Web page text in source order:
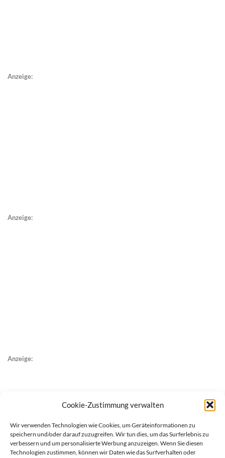
Cookie-Zustimmung verwalten
Wir verwenden Technologien wie Cookies, um Geräteinformationen zu
speichern und/oder darauf zuzugreifen. Wir tun dies, um das Surferlebnis zu
verbessern und um personalisierte Werbung anzuzeigen. Wenn Sie diesen
Technologien zustimmen, können wir Daten wie das Surfverhalten oder
Anzeige:
Anzeige:
Anzeige: